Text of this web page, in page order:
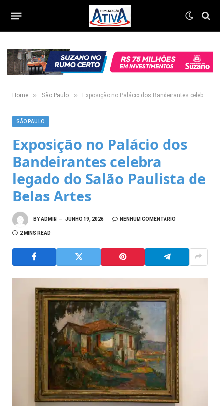
Home » São Paulo » Exposição no Palácio dos Bandeirantes celebra legado do Salão Paulista de Belas Artes
SÃO PAULO
Exposição no Palácio dos
Bandeirantes celebra
legado do Salão Paulista de
Belas Artes
BYADMIN JUNHO 19, 2026 NENHUM COMENTÁRIO
2 MINS READ